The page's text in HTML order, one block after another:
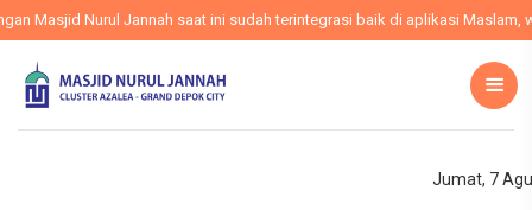
Masjid Nurul Jannah saat ini sudah terintegrasi baik di aplikasi Maslam,
Jumat, 7